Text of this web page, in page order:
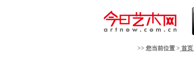
>> 您当前位置 > 首页